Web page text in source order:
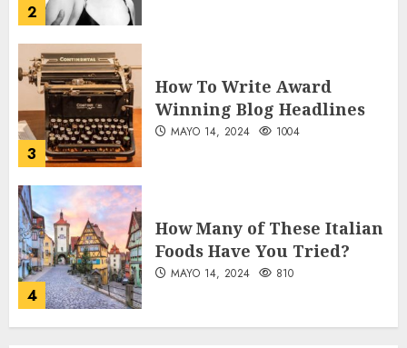
2
3
How To Write Award
Winning Blog Headlines
MAYO 14, 2024 1004
4
How Many of These Italian
Foods Have You Tried?
MAYO 14, 2024 810